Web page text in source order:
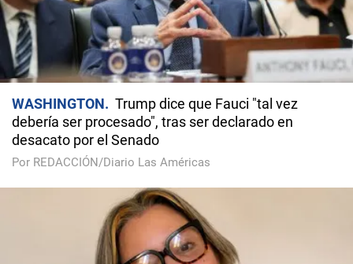
WASHINGTON
Trump dice que Fauci "tal vez
debería ser procesado", tras ser declarado en
desacato por el Senado
Por REDACCIÓN/Diario Las Américas